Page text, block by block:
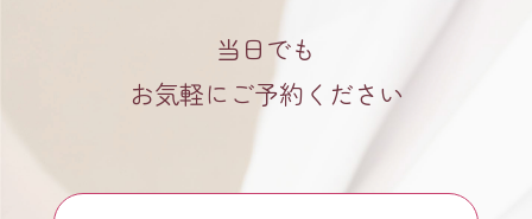
当日でも
お気軽にご予約ください